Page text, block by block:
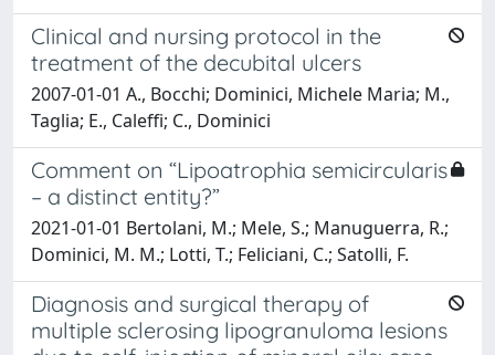
Clinical and nursing protocol in the
treatment of the decubital ulcers
2007-01-01 A., Bocchi; Dominici, Michele Maria; M.,
Taglia; E., Caleffi; C., Dominici
Comment on “Lipoatrophia semicircularis
– a distinct entity?”
2021-01-01 Bertolani, M.; Mele, S.; Manuguerra, R.;
Dominici, M. M.; Lotti, T.; Feliciani, C.; Satolli, F.
Diagnosis and surgical therapy of
multiple sclerosing lipogranuloma lesions